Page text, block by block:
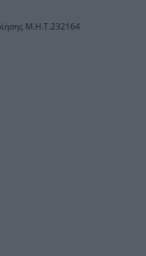
Μ.Η.Τ.232164